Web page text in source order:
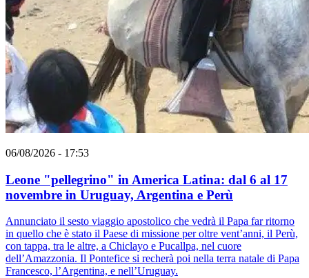
06/08/2026 - 17:53
Leone "pellegrino" in America Latina: dal 6 al 17
novembre in Uruguay, Argentina e Perù
Annunciato il sesto viaggio apostolico che vedrà il Papa far ritorno
in quello che è stato il Paese di missione per oltre vent’anni, il Perù,
con tappa, tra le altre, a Chiclayo e Pucallpa, nel cuore
dell’Amazzonia. Il Pontefice si recherà poi nella terra natale di Papa
Francesco, l’Argentina, e nell’Uruguay.